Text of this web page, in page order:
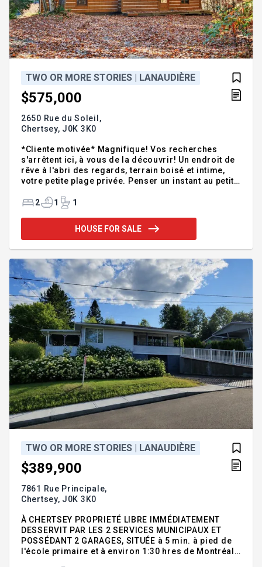
TWO OR MORE STORIES | LANAUDIÈRE
$575,000
2650 Rue du Soleil,
Chertsey, J0K 3K0
*Cliente motivée* Magnifique! Vos recherches
s'arrêtent ici, à vous de la découvrir! Un endroit de
rêve à l'abri des regards, terrain boisé et intime,
votre petite plage privée. Penser un instant au petit
directe sur la belle et majestueuse rivière Ouareau.
cuisine fonctionnelle à aire ouverte avec beaucoup
de rangement et ses poutres au plafond. Ensuite
l'étage salle de bain attenant aux chambres.
2 1 1
HOUSE FOR SALE
TWO OR MORE STORIES | LANAUDIÈRE
$389,900
7861 Rue Principale,
Chertsey, J0K 3K0
À CHERTSEY PROPRIETÉ LIBRE IMMÉDIATEMENT
DESSERVIT PAR LES 2 SERVICES MUNICIPAUX ET
POSSÉDANT 2 GARAGES, SITUÉE à 5 min. à pied de
l'école primaire et à environ 1:30 hres de Montréal.